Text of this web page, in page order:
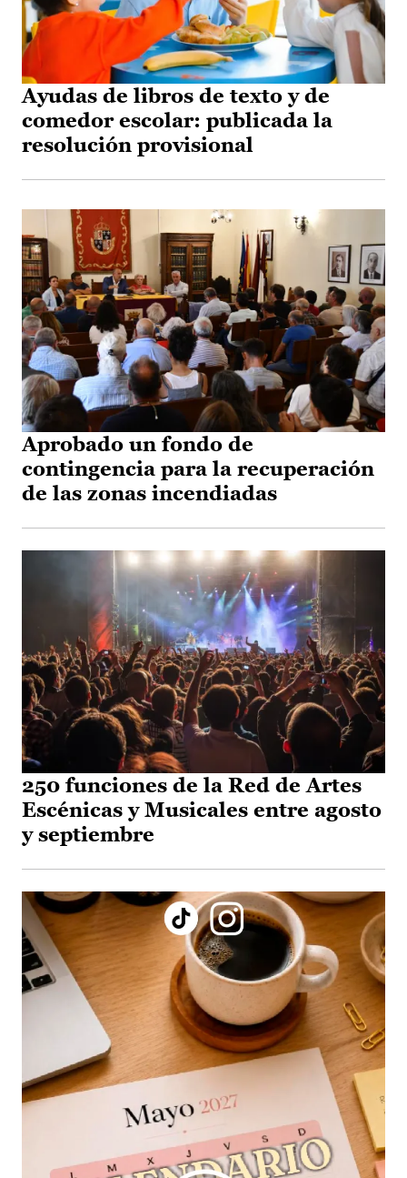
Ayudas de libros de texto y de
comedor escolar: publicada la
resolución provisional
Aprobado un fondo de
contingencia para la recuperación
de las zonas incendiadas
250 funciones de la Red de Artes
Escénicas y Musicales entre agosto
y septiembre